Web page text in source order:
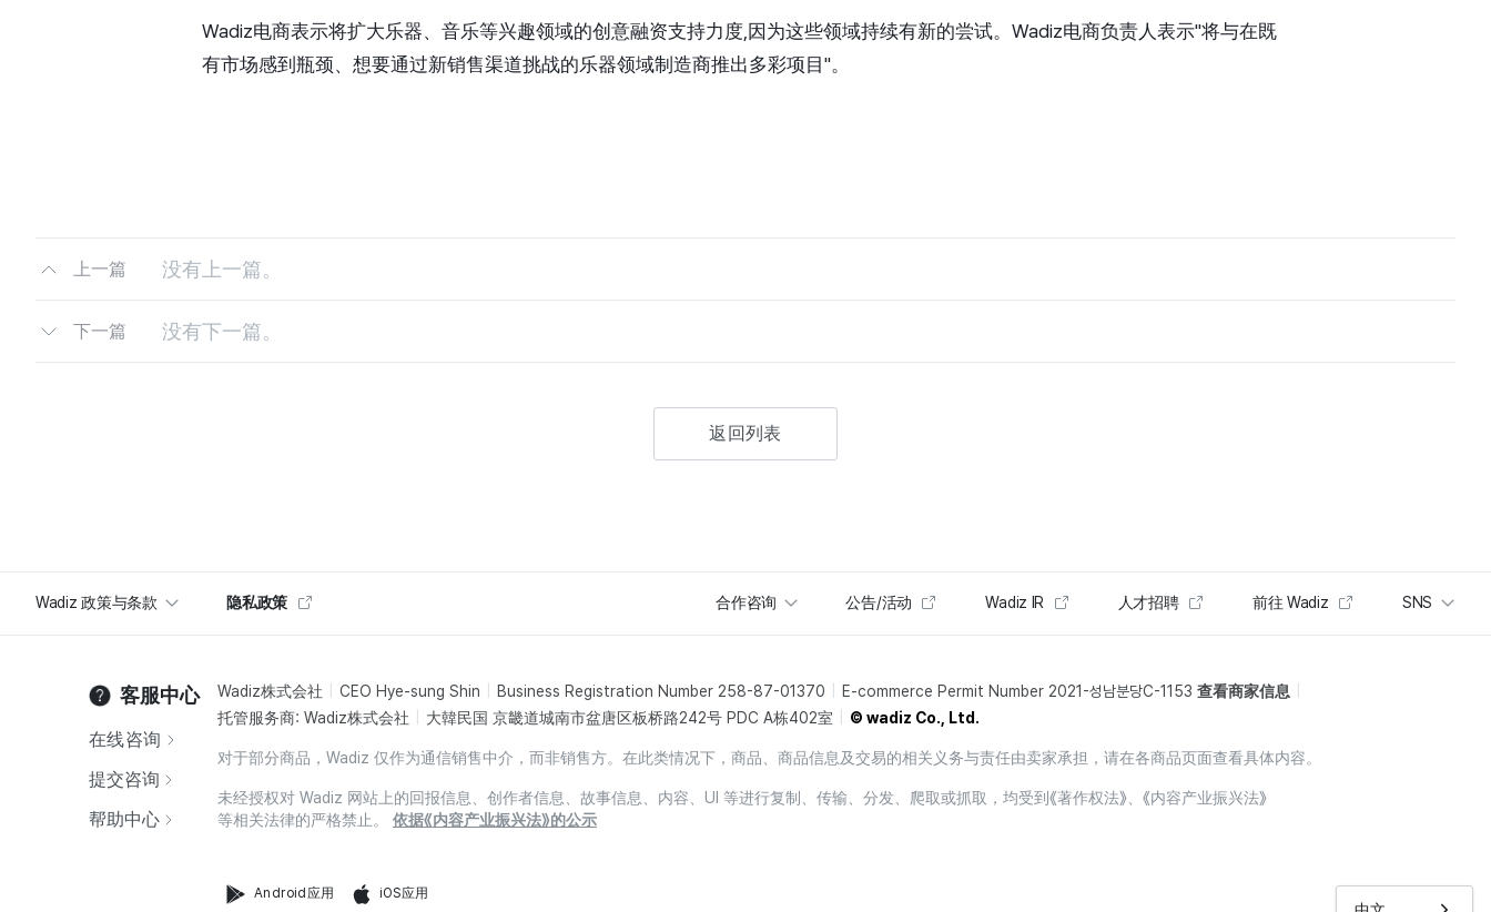
Wadiz电商表示将扩大乐器、音乐等兴趣领域的创意融资支持力度,因为这些领域持续有新的尝试。Wadiz电商负责人表示"将与在既
有市场感到瓶颈、想要通过新销售渠道挑战的乐器领域制造商推出多彩项目"。
上一篇 没有上一篇。
下一篇 没有下一篇。
返回列表
Wadiz 政策与条款 隐私政策 合作咨询 公告/活动 Wadiz IR 人才招聘 前往 Wadiz SNS
客服中心
在线咨询
提交咨询
帮助中心
Wadiz株式会社 CEO Hye-sung Shin Business Registration Number 258-87-01370 E-commerce Permit Number 2021-성남분당C-1153 查看商家信息
托管服务商: Wadiz株式会社
大韓民国 京畿道城南市盆唐区板桥路242号 PDC A栋402室 © wadiz Co., Ltd.
对于部分商品，Wadiz 仅作为通信销售中介，而非销售方。在此类情况下，商品、商品信息及交易的相关义务与责任由卖家承担，请在各商品页面查看具体内容。
未经授权对 Wadiz 网站上的回报信息、创作者信息、故事信息、内容、UI 等进行复制、传输、分发、爬取或抓取，均受到《著作权法》、《内容产业振兴法》
等相关法律的严格禁止。
依据《内容产业振兴法》的公示
Android应用 iOS应用